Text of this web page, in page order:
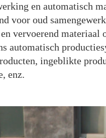
en automatisch
voor oud
vervoerend
automatisch
ingeblikte
enz.